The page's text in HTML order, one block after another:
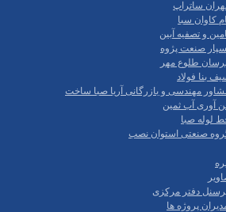
ساتراپ
کاوان سبا
و تصفیه آبین
صنعت پژوه
طلوع مهر
بنا فولاد
مهندسی و بازرگانی آریا صبا ساخت
آوری آب ثمین
لوله صبا
صنعتی استوان نصب
دفتر مرکزی
پروژه ها